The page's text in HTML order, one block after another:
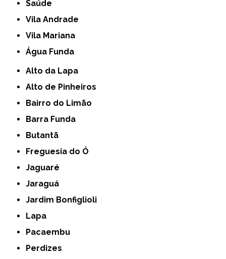
Saúde
Vila Andrade
Vila Mariana
Água Funda
Alto da Lapa
Alto de Pinheiros
Bairro do Limão
Barra Funda
Butantã
Freguesia do Ó
Jaguaré
Jaraguá
Jardim Bonfiglioli
Lapa
Pacaembu
Perdizes